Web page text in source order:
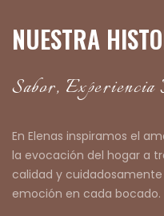
NUESTRA
Sabor,
En Elenas inspiramos el
la evocación del hogar a
calidad y
emoción en cada bocado.